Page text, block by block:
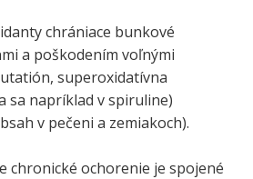
chrániace bunkové
a poškodením voľnými
superoxidatívna
sa napríklad v spiruline)
v pečeni a zemiakoch).
chronické ochorenie je spojené